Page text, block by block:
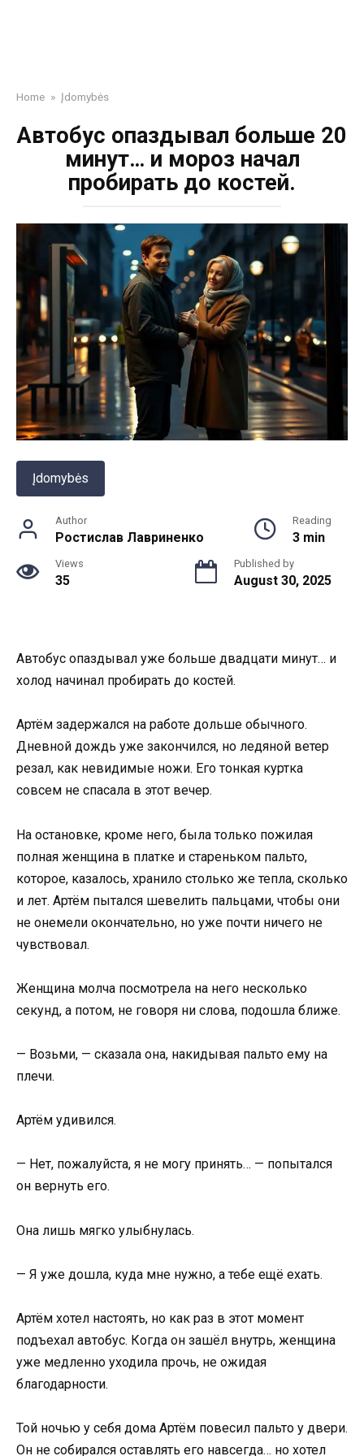
Home » Įdomybės
Автобус опаздывал больше 20
минут… и мороз начал
пробирать до костей.
Įdomybės
Author
Ростислав Лавриненко
Reading
3 min
Views
35
Published by
August 30, 2025
Автобус опаздывал уже больше двадцати минут… и
холод начинал пробирать до костей.
Артём задержался на работе дольше обычного.
Дневной дождь уже закончился, но ледяной ветер
резал, как невидимые ножи. Его тонкая куртка
совсем не спасала в этот вечер.
На остановке, кроме него, была только пожилая
полная женщина в платке и стареньком пальто,
которое, казалось, хранило столько же тепла, сколько
и лет. Артём пытался шевелить пальцами, чтобы они
не онемели окончательно, но уже почти ничего не
чувствовал.
Женщина молча посмотрела на него несколько
секунд, а потом, не говоря ни слова, подошла ближе.
— Возьми, — сказала она, накидывая пальто ему на
плечи.
Артём удивился.
— Нет, пожалуйста, я не могу принять… — попытался
он вернуть его.
Она лишь мягко улыбнулась.
— Я уже дошла, куда мне нужно, а тебе ещё ехать.
Артём хотел настоять, но как раз в этот момент
подъехал автобус. Когда он зашёл внутрь, женщина
уже медленно уходила прочь, не ожидая
благодарности.
Той ночью у себя дома Артём повесил пальто у двери.
Он не собирался оставлять его навсегда… но хотел